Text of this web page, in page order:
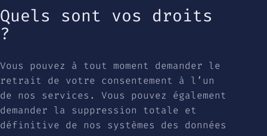
Quels sont vos droits
?
Vous pouvez à tout moment demander le
retrait de votre consentement à l’un
de nos services. Vous pouvez également
demander la suppression totale et
définitive de nos systèmes des données